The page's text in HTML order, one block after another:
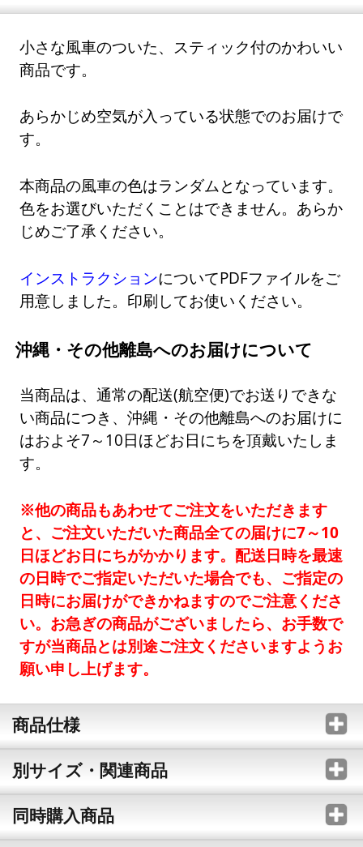
小さな風車のついた、スティック付のかわいい
商品です。
あらかじめ空気が入っている状態でのお届けで
す。
本商品の風車の色はランダムとなっています。
色をお選びいただくことはできません。あらか
じめご了承ください。
インストラクションについてPDFファイルをご
用意しました。印刷してお使いください。
沖縄・その他離島へのお届けについて
当商品は、通常の配送(航空便)でお送りできな
い商品につき、沖縄・その他離島へのお届けに
はおよそ7～10日ほどお日にちを頂戴いたしま
す。
※他の商品もあわせてご注文をいただきます
と、ご注文いただいた商品全ての届けに7～10
日ほどお日にちがかかります。配送日時を最速
の日時でご指定いただいた場合でも、ご指定の
日時にお届けができかねますのでご注意くださ
い。お急ぎの商品がございましたら、お手数で
すが当商品とは別途ご注文くださいますようお
願い申し上げます。
商品仕様
別サイズ・関連商品
同時購入商品